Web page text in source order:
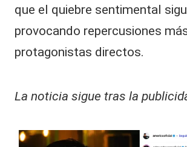
que el quiebre sentimental
provocando repercusiones
protagonistas directos.
La noticia sigue tras la